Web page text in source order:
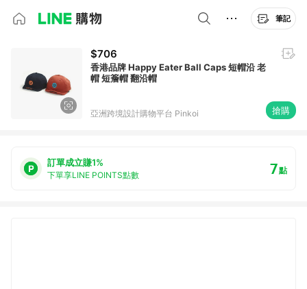
筆記
$706
香港品牌 Happy Eater Ball Caps 短帽沿 老
帽 短簷帽 翻沿帽
亞洲跨境設計購物平台 Pinkoi 搶購
訂單成立賺1%
下單享LINE POINTS點數 7點